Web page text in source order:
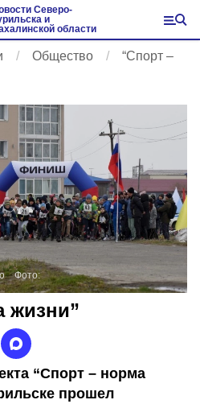
Северо-
и
области
Общество
“Спорт –
Фото:
жизни”
“Спорт – норма
прошел